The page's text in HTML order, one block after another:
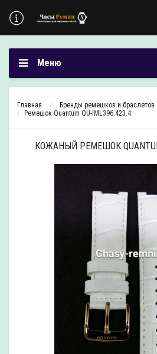
Меню
Главная Бренды ремешков и браслетов
Ремешок Quantum QU-IML396.423.4
КОЖАНЫЙ РЕМЕШОК